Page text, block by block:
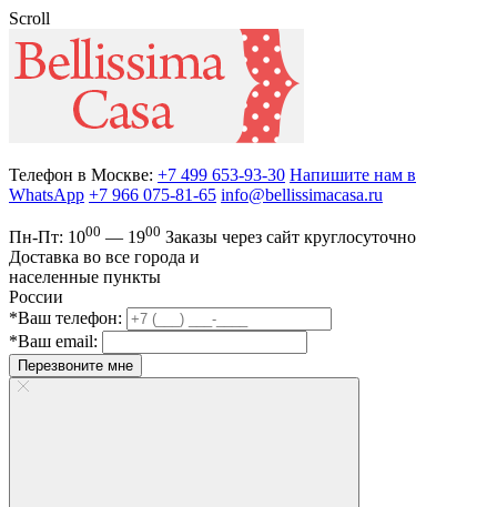
Scroll
Телефон в Москве: +7 499 653-93-30 Напишите нам в
WhatsApp +7 966 075-81-65 info@bellissimacasa.ru
Пн-Пт: 1000 — 1900 Заказы через сайт круглосуточно
Доставка во все города и
населенные пункты
России
*Ваш телефон:
*Ваш email:
Перезвоните мне